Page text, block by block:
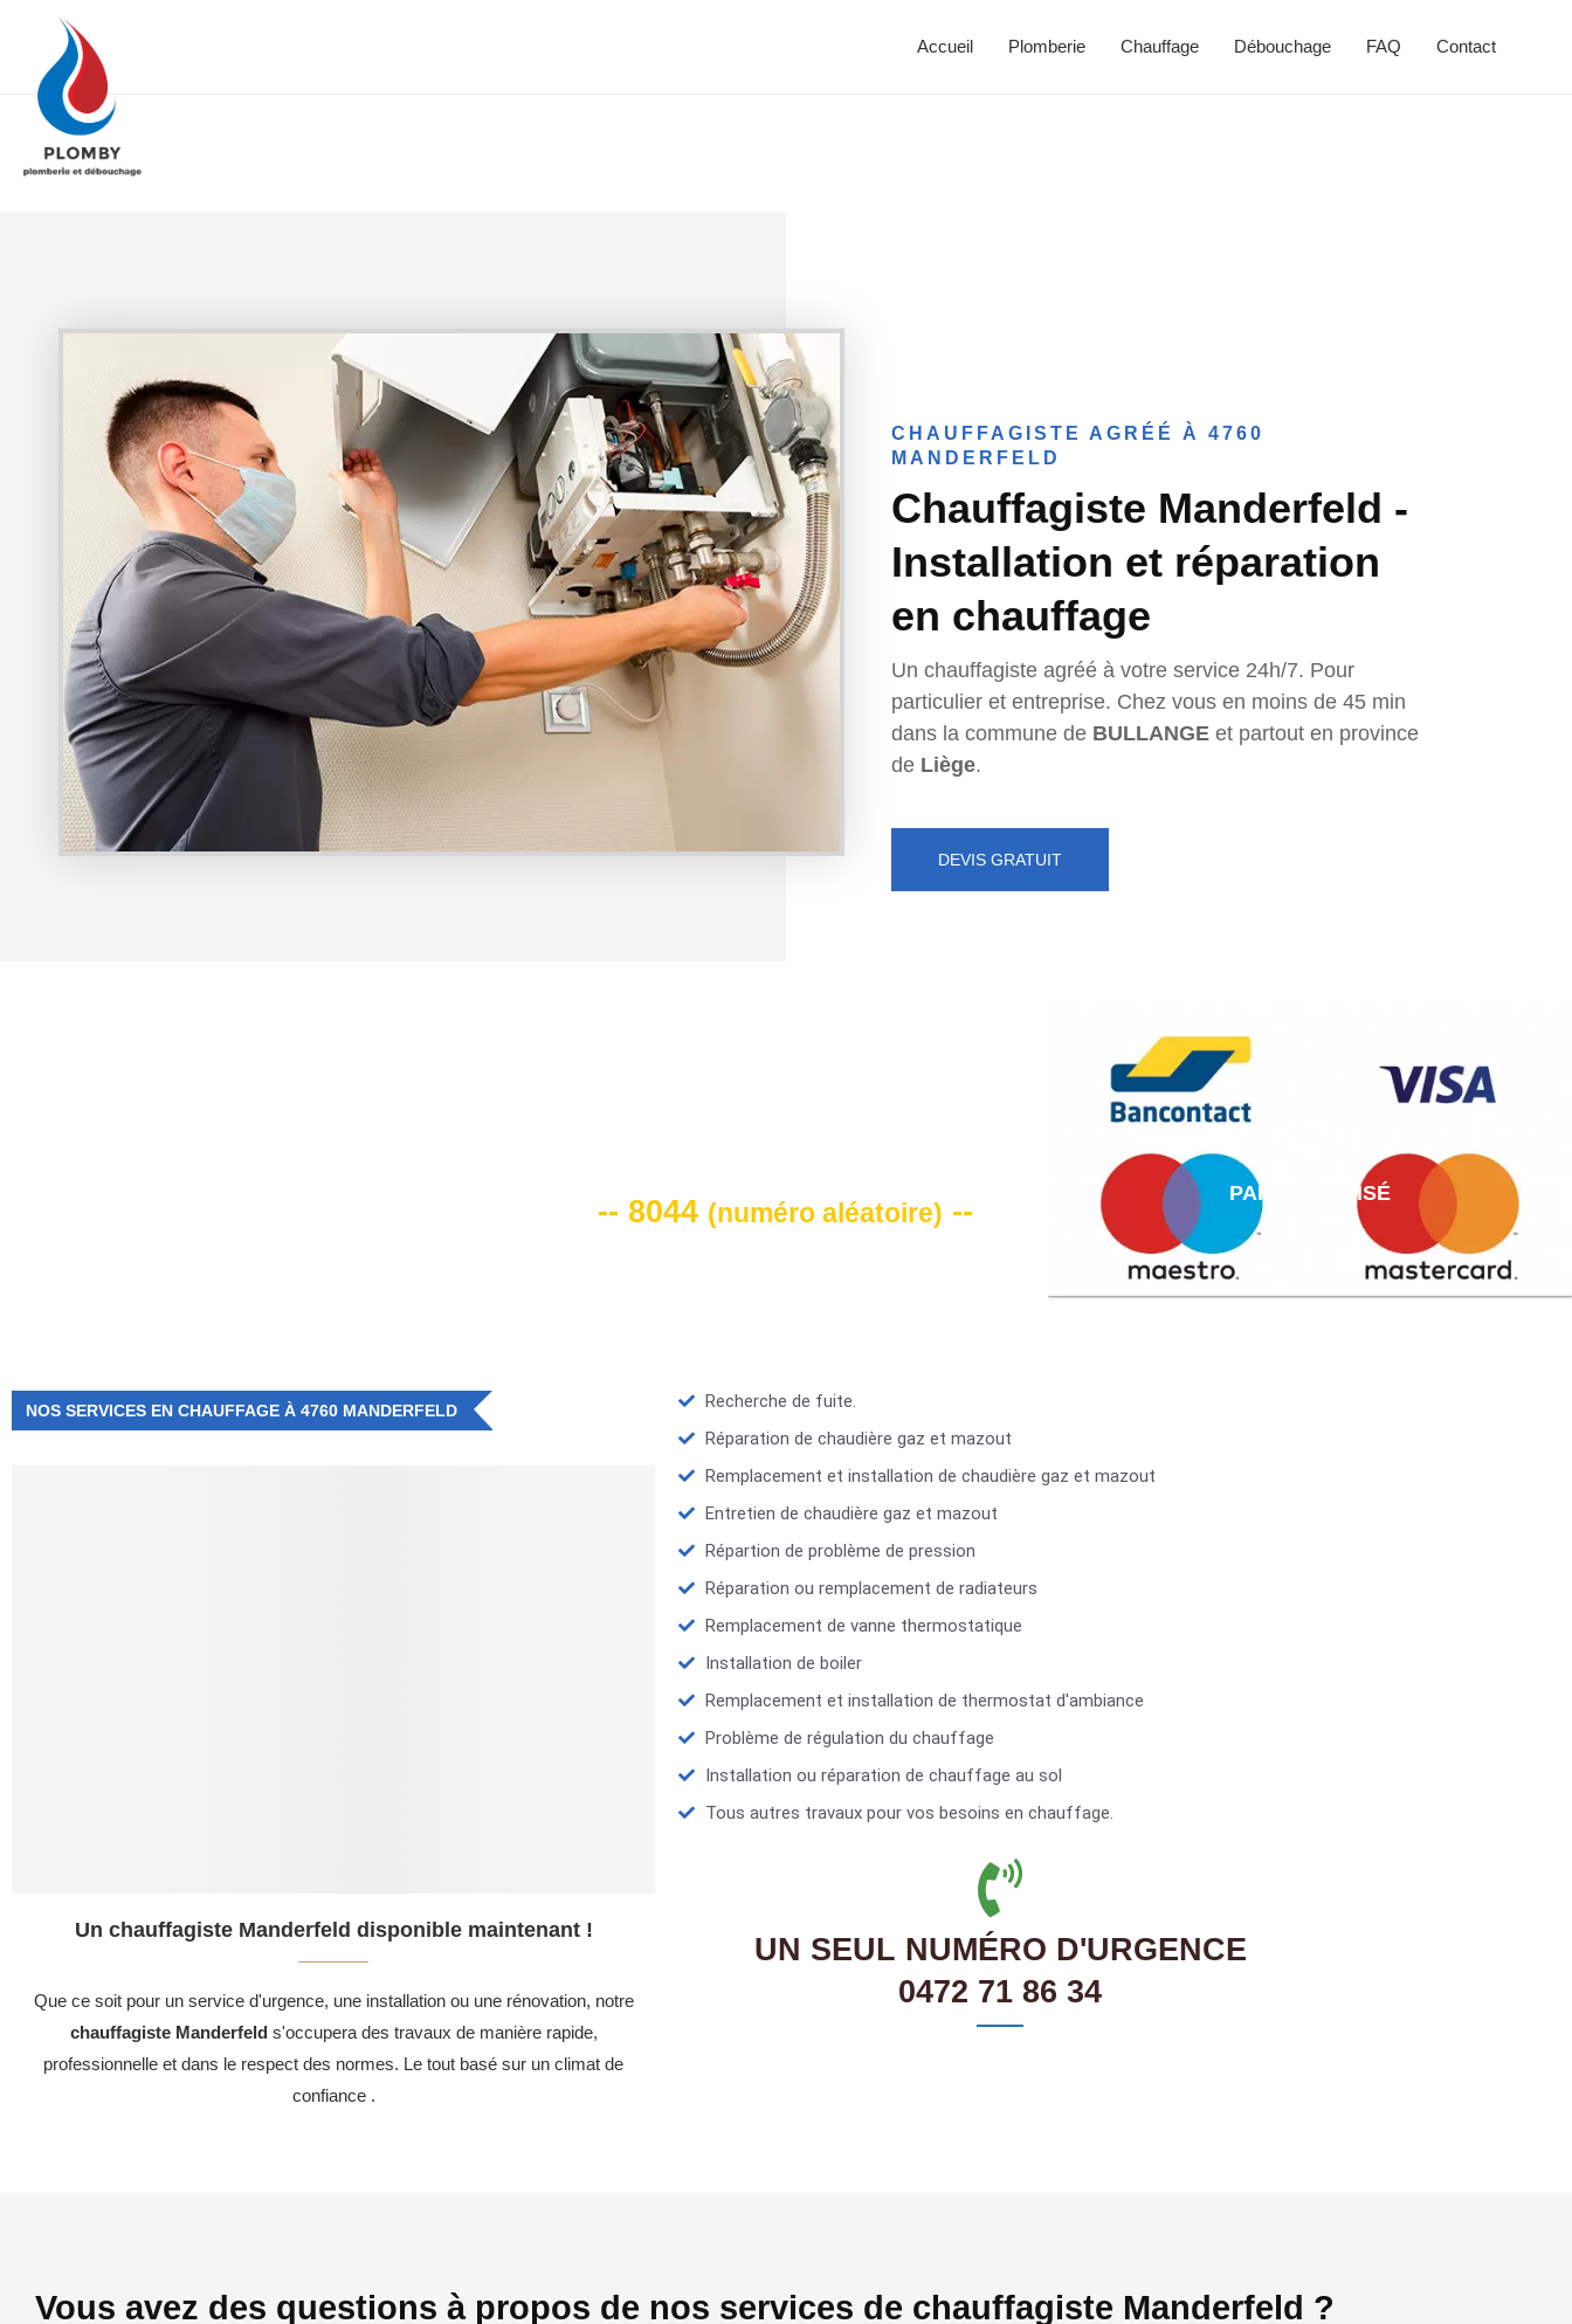
Accueil Plomberie Chauffage Débouchage FAQ Contact
CHAUFFAGISTE AGRÉÉ À 4760
MANDERFELD
Chauffagiste Manderfeld -
Installation et réparation
en chauffage
Un chauffagiste agréé à votre service 24h/7. Pour
particulier et entreprise. Chez vous en moins de 45 min
dans la commune de BULLANGE et partout en province
de Liège.
DEVIS GRATUIT
-- 8044 (numéro aléatoire) --
PAIEMENT AISÉ
NOS SERVICES EN CHAUFFAGE À 4760 MANDERFELD
Un chauffagiste Manderfeld disponible maintenant !
Que ce soit pour un service d'urgence, une installation ou une rénovation, notre
chauffagiste Manderfelds'occupera des travaux de manière rapide,
professionnelle et dans le respect des normes. Le tout basé sur un climat de
confiance .
Recherche de fuite.
Réparation de chaudière gaz et mazout
Remplacement et installation de chaudière gaz et mazout
Entretien de chaudière gaz et mazout
Répartion de problème de pression
Réparation ou remplacement de radiateurs
Remplacement de vanne thermostatique
Installation de boiler
Remplacement et installation de thermostat d'ambiance
Problème de régulation du chauffage
Installation ou réparation de chauffage au sol
Tous autres travaux pour vos besoins en chauffage.
UN SEUL NUMÉRO D'URGENCE
0472 71 86 34
Vous avez des questions à propos de nos services de chauffagiste Manderfeld ?